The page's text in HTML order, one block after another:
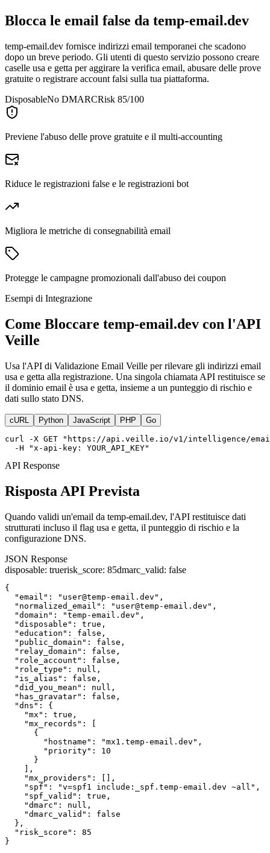
Blocca le email false da temp-email.dev
temp-email.dev fornisce indirizzi email temporanei che scadono
dopo un breve periodo. Gli utenti di questo servizio possono creare
caselle usa e getta per aggirare la verifica email, abusare delle prove
gratuite o registrare account falsi sulla tua piattaforma.
DisposableNo DMARCRisk 85/100
Previene l'abuso delle prove gratuite e il multi-accounting
Riduce le registrazioni false e le registrazioni bot
Migliora le metriche di consegnabilità email
Protegge le campagne promozionali dall'abuso dei coupon
Esempi di Integrazione
Come Bloccare temp-email.dev con l'API
Veille
Usa l'API di Validazione Email Veille per rilevare gli indirizzi email
usa e getta alla registrazione. Una singola chiamata API restituisce se
il dominio email è usa e getta, insieme a un punteggio di rischio e
dati sullo stato DNS.
cURL Python JavaScript PHP Go
curl -X GET "https://api.veille.io/v1/intelligence/
  -H "x-api-key: YOUR_API_KEY"
API Response
Risposta API Prevista
Quando validi un'email da temp-email.dev, l'API restituisce dati
strutturati incluso il flag usa e getta, il punteggio di rischio e la
configurazione DNS.
JSON Response
disposable: truerisk_score: 85dmarc_valid: false
{
  "email": "user@temp-email.dev",
  "normalized_email": "user@temp-email.dev",
  "domain": "temp-email.dev",
  "disposable": true,
  "education": false,
  "public_domain": false,
  "relay_domain": false,
  "role_account": false,
  "role_type": null,
  "is_alias": false,
  "did_you_mean": null,
  "has_gravatar": false,
  "dns": {
    "mx": true,
    "mx_records": [
      {
        "hostname": "mx1.temp-email.dev",
        "priority": 10
      }
    ],
    "mx_providers": [],
    "spf": "v=spf1 include:_spf.temp-email.dev ~all",
    "spf_valid": true,
    "dmarc": null,
    "dmarc_valid": false
  },
  "risk_score": 85
}